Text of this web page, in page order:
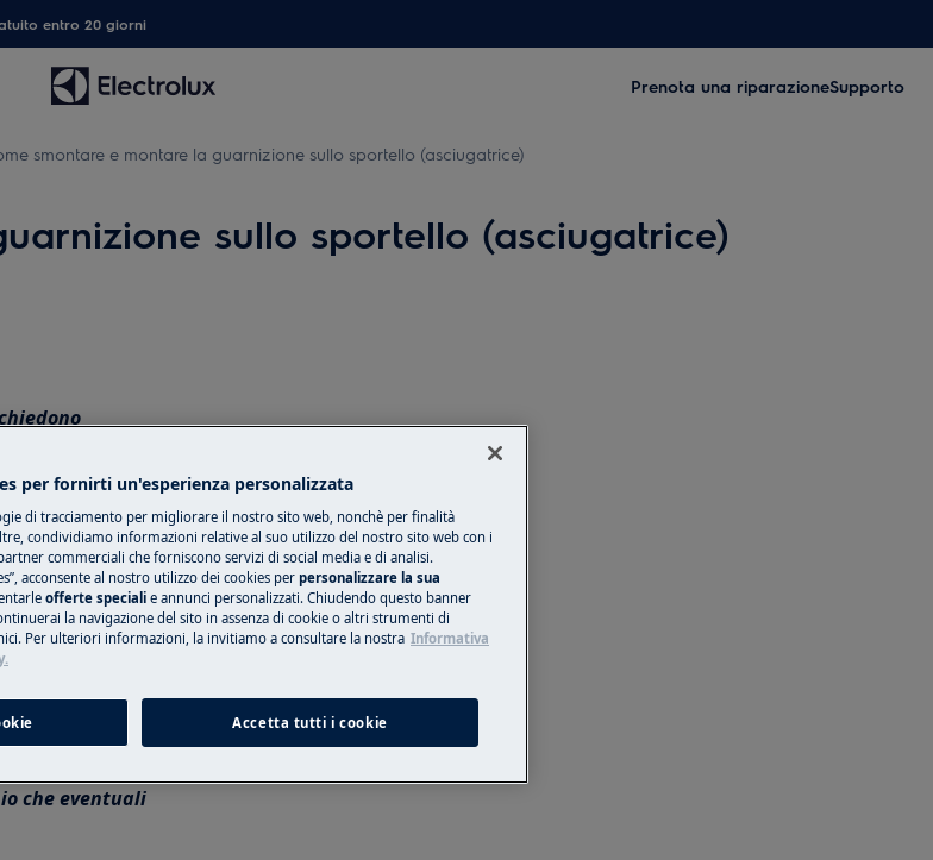
entro 20 giorni
Prenota una riparazioneSupporto
smontare e montare la guarnizione sullo sportello (asciugatrice)
sullo sportello (asciugatrice)
da tecnici
presa per
lesioni, indossare
su un lato.
o per
che eventuali
per fornirti un'esperienza personalizzata
di tracciamento per migliorare il nostro sito web, nonchè per finalità
condividiamo informazioni relative al suo utilizzo del nostro sito web con i
commerciali che forniscono servizi di social media e di analisi.
acconsente al nostro utilizzo dei cookies per personalizzare la sua
offerte speciali e annunci personalizzati. Chiudendo questo banner
la navigazione del sito in assenza di cookie o altri strumenti di
Per ulteriori informazioni, la invitiamo a consultare la nostra Informativa
Accetta tutti i cookie